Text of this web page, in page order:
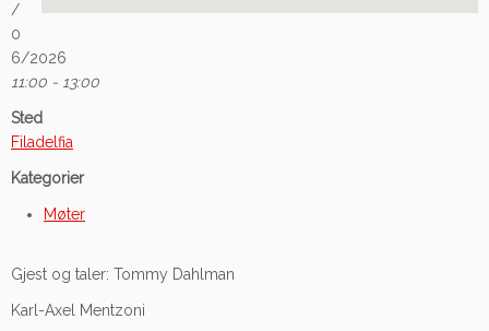
/
0
6/2026
11:00 - 13:00
Sted
Filadelfia
Kategorier
Møter
Gjest og taler: Tommy Dahlman
Karl-Axel Mentzoni